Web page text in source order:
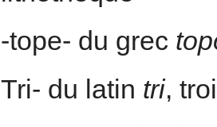
-tope- du grec
Tri- du latin tri,